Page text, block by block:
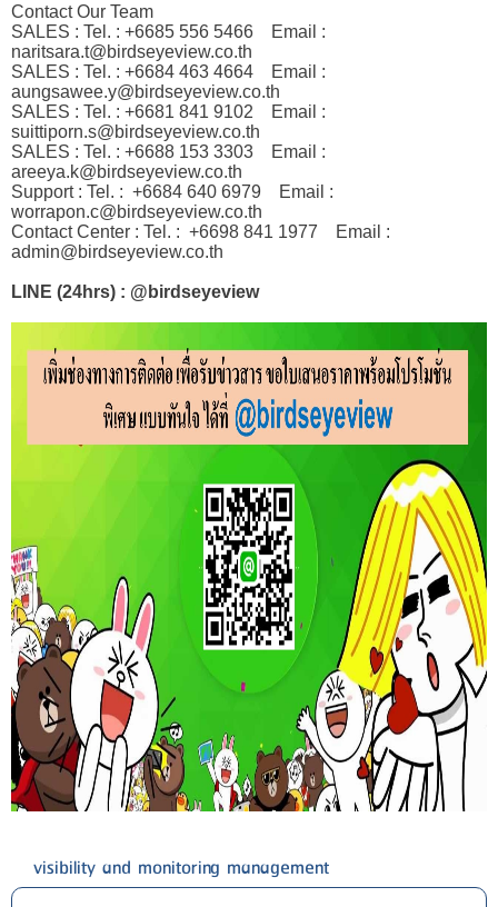
Contact Our Team
SALES : Tel. : +6685 556 5466
Email :
naritsara.t@birdseyeview.co.th
SALES : Tel. : +6684 463 4664
Email :
aungsawee.y@birdseyeview.co.th
SALES : Tel. : +6681 841 9102
Email :
suittiporn.s@birdseyeview.co.th
SALES : Tel. : +6688 153 3303
Email :
areeya.k@birdseyeview.co.th
Support : Tel. : +6684 640 6979
Email :
worrapon.c@birdseyeview.co.th
Contact Center : Tel. : +6698 841 1977
Email :
admin@birdseyeview.co.th
LINE (24hrs) : @birdseyeview
visibility and monitoring management